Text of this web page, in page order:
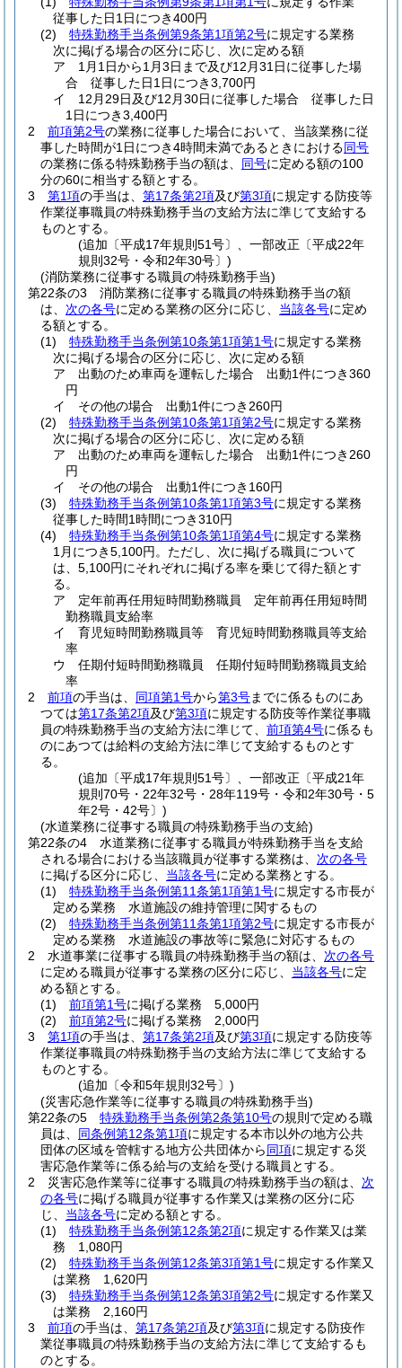
従事した日1日につき400円
(2)
特殊勤務手当条例第9条第1項第2号に規定する業務
次に掲げる場合の区分に応じ、次に定める額
ア
1月1日から1月3日まで及び12月31日に従事した場
合 従事した日1日につき3,700円
イ
12月29日及び12月30日に従事した場合 従事した日
1日につき3,400円
2
前項第2号の業務に従事した場合において、当該業務に従
事した時間が1日につき4時間未満であるときにおける同号
の業務に係る特殊勤務手当の額は、 同号に定める額の100
分の60に相当する額とする。
3
第1項の手当は、 第17条第2項及び第3項に規定する防疫等
作業従事職員の特殊勤務手当の支給方法に準じて支給する
ものとする。
(追加〔平成17年規則51号〕、一部改正〔平成22年
規則32号・令和2年30号〕)
(消防業務に従事する職員の特殊勤務手当)
第22条の3
消防業務に従事する職員の特殊勤務手当の額
は、 次の各号に定める業務の区分に応じ、 当該各号に定め
る額とする。
(1)
特殊勤務手当条例第10条第1項第1号に規定する業務
次に掲げる場合の区分に応じ、次に定める額
ア
出動のため車両を運転した場合 出動1件につき360
円
イ
その他の場合 出動1件につき260円
(2)
特殊勤務手当条例第10条第1項第2号に規定する業務
次に掲げる場合の区分に応じ、次に定める額
ア
出動のため車両を運転した場合 出動1件につき260
円
イ
その他の場合 出動1件につき160円
(3)
特殊勤務手当条例第10条第1項第3号に規定する業務
従事した時間1時間につき310円
(4)
特殊勤務手当条例第10条第1項第4号に規定する業務
1月につき5,100円。 ただし、次に掲げる職員について
は、5,100円にそれぞれに掲げる率を乗じて得た額とす
る。
ア
定年前再任用短時間勤務職員 定年前再任用短時間
勤務職員支給率
イ
育児短時間勤務職員等 育児短時間勤務職員等支給
率
ウ
任期付短時間勤務職員 任期付短時間勤務職員支給
率
2
前項の手当は、 同項第1号から第3号までに係るものにあ
つては第17条第2項及び第3項に規定する防疫等作業従事職
員の特殊勤務手当の支給方法に準じて、 前項第4号に係るも
のにあつては給料の支給方法に準じて支給するものとす
る。
(追加〔平成17年規則51号〕、一部改正〔平成21年
規則70号・22年32号・28年119号・令和2年30号・5
年2号・42号〕)
(水道業務に従事する職員の特殊勤務手当の支給)
第22条の4
水道業務に従事する職員が特殊勤務手当を支給
される場合における当該職員が従事する業務は、 次の各号
に掲げる区分に応じ、 当該各号に定める業務とする。
(1)
特殊勤務手当条例第11条第1項第1号に規定する市長が
定める業務 水道施設の維持管理に関するもの
(2)
特殊勤務手当条例第11条第1項第2号に規定する市長が
定める業務 水道施設の事故等に緊急に対応するもの
2
水道事業に従事する職員の特殊勤務手当の額は、 次の各号
に定める職員が従事する業務の区分に応じ、 当該各号に定
める額とする。
(1)
前項第1号に掲げる業務 5,000円
(2)
前項第2号に掲げる業務 2,000円
3
第1項の手当は、 第17条第2項及び第3項に規定する防疫等
作業従事職員の特殊勤務手当の支給方法に準じて支給する
ものとする。
(追加〔令和5年規則32号〕)
(災害応急作業等に従事する職員の特殊勤務手当)
第22条の5
特殊勤務手当条例第2条第10号の規則で定める職
員は、 同条例第12条第1項に規定する本市以外の地方公共
団体の区域を管轄する地方公共団体から同項に規定する災
害応急作業等に係る給与の支給を受ける職員とする。
2
災害応急作業等に従事する職員の特殊勤務手当の額は、 次
の各号に掲げる職員が従事する作業又は業務の区分に応
じ、 当該各号に定める額とする。
(1)
特殊勤務手当条例第12条第2項に規定する作業又は業
務 1,080円
(2)
特殊勤務手当条例第12条第3項第1号に規定する作業又
は業務 1,620円
(3)
特殊勤務手当条例第12条第3項第2号に規定する作業又
は業務 2,160円
3
前項の手当は、 第17条第2項及び第3項に規定する防疫作
業従事職員の特殊勤務手当の支給方法に準じて支給するも
のとする。